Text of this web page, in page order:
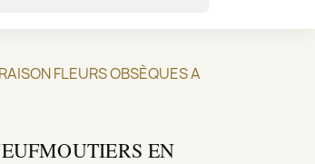
FLEURS OBSÈQUES A
EN